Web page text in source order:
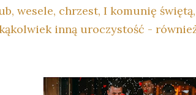
wesele, chrzest, I komunię
inną uroczystość -